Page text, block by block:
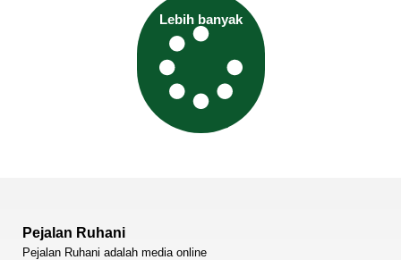
Lebih banyak
Pejalan Ruhani
Pejalan Ruhani adalah media online